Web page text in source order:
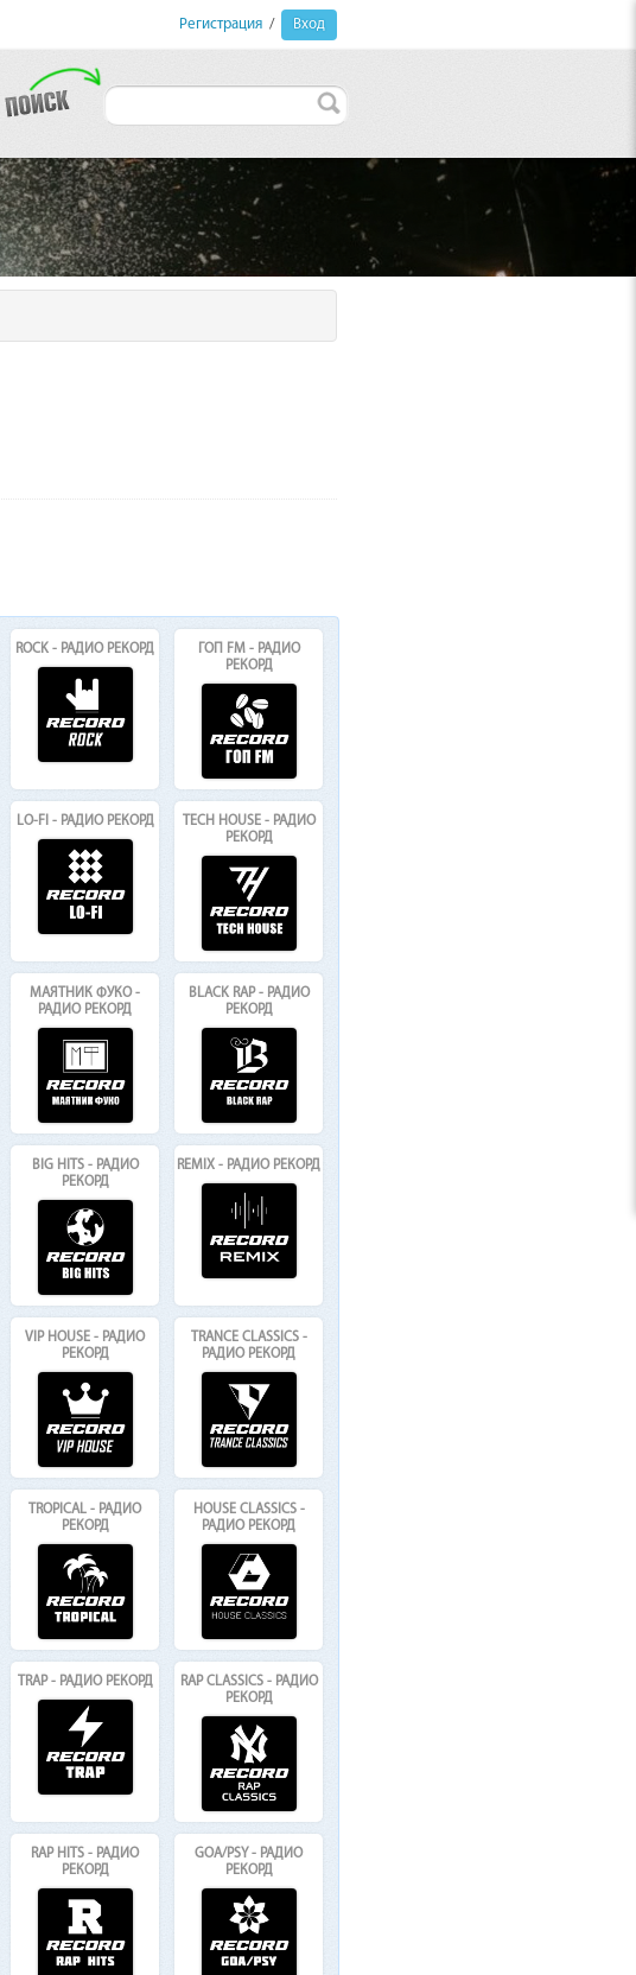
Регистрация / Вход
ROCK - РАДИО РЕКОРД
ГОП FM - РАДИО
РЕКОРД
LO-FI - РАДИО РЕКОРД
TECH HOUSE - РАДИО
РЕКОРД
МАЯТНИК ФУКО -
РАДИО РЕКОРД
BLACK RAP - РАДИО
РЕКОРД
BIG HITS - РАДИО
РЕКОРД
REMIX - РАДИО РЕКОРД
VIP HOUSE - РАДИО
РЕКОРД
TRANCE CLASSICS -
РАДИО РЕКОРД
TROPICAL - РАДИО
РЕКОРД
HOUSE CLASSICS -
РАДИО РЕКОРД
TRAP - РАДИО РЕКОРД
RAP CLASSICS - РАДИО
РЕКОРД
RAP HITS - РАДИО
РЕКОРД
GOA/PSY - РАДИО
РЕКОРД